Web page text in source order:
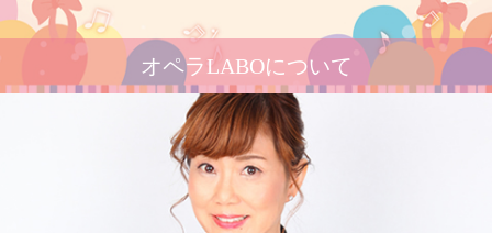
オペラLABOについて